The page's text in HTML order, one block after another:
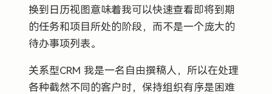
换到日历视图意味着我可以快速查看即将到期
的任务和项目所处的阶段，而不是一个庞大的
待办事项列表。
关系型CRM 我是一名自由撰稿人，所以在处理
各种截然不同的客户时，保持组织有序是困难